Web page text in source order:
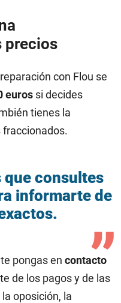
precios
con Flou se
euros si decides
tienes la
fraccionados.
que consultes
informarte de
pongas en contacto
de los pagos y de las
oposición, la